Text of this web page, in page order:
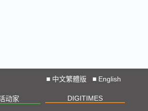
■ 中文繁體版 ■ English
动家 DIGITIMES